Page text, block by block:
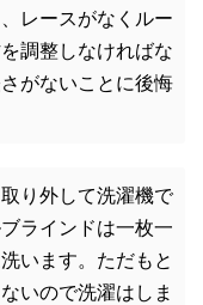
レースがなくルー
調整しなければな
がないことに後悔
り外して洗濯機で
ラインドは一枚一
います。ただもと
いので洗濯はしま